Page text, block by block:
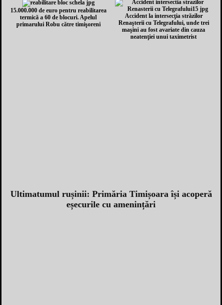
15.000.000 de euro pentru reabilitarea
termică a 60 de blocuri. Apelul
primarului Robu către timişoreni
Accident la intersecţia străzilor
Renaşterii cu Telegrafului, unde trei
maşini au fost avariate din cauza
neatenţiei unui taximetrist
Ultimatumul rușinii: Primăria Timișoara își acoperă
eșecurile cu amenințări